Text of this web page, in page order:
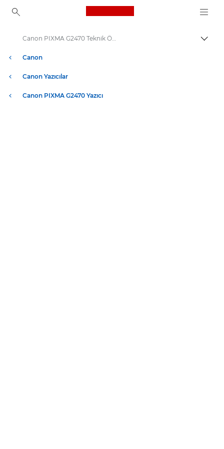
Canon Logo, back to
İçerik
Canon
Canon Yazıcılar
Canon PIXMA G2470 Yazıcı
Canon PIXMA G2470 Teknik Özellikleri